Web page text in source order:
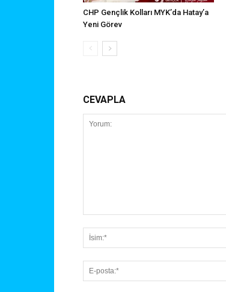
CHP Gençlik Kolları MYK’da Hatay’a
Yeni Görev
CEVAPLA